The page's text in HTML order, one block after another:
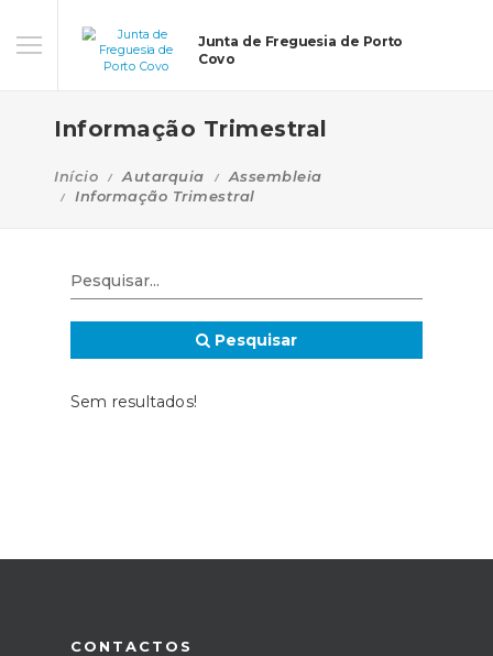
Junta de Freguesia de Porto
Covo
Informação Trimestral
Início Autarquia
Assembleia
Informação Trimestral
Pesquisar
Sem resultados!
CONTACTOS